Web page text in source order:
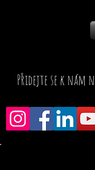
Přidejte se k nám